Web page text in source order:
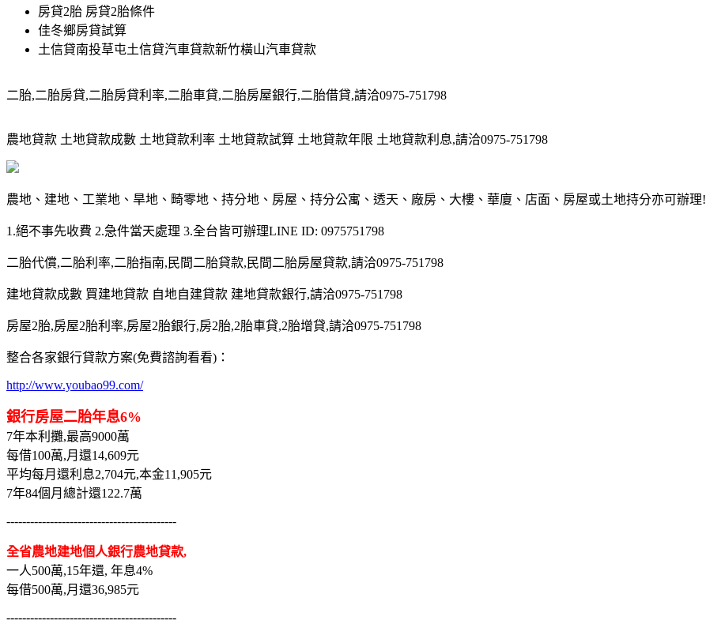
房貸2胎 房貸2胎條件
佳冬鄉房貸試算
土信貸南投草屯土信貸汽車貸款新竹橫山汽車貸款
二胎,二胎房貸,二胎房貸利率,二胎車貸,二胎房屋銀行,二胎借貸,請洽0975-751798
農地貸款 土地貸款成數 土地貸款利率 土地貸款試算 土地貸款年限 土地貸款利息,請洽0975-751798
農地、建地、工業地、旱地、畸零地、持分地、房屋、持分公寓、透天、廠房、大樓、華廈、店面、房屋或土地持分亦可辦理!
1.絕不事先收費 2.急件當天處理 3.全台皆可辦理LINE ID: 0975751798
二胎代償,二胎利率,二胎指南,民間二胎貸款,民間二胎房屋貸款,請洽0975-751798
建地貸款成數 買建地貸款 自地自建貸款 建地貸款銀行,請洽0975-751798
房屋2胎,房屋2胎利率,房屋2胎銀行,房2胎,2胎車貸,2胎增貸,請洽0975-751798
整合各家銀行貸款方案(免費諮詢看看)：
http://www.youbao99.com/
銀行房屋二胎年息6%
7年本利攤,最高9000萬
每借100萬,月還14,609元
平均每月還利息2,704元,本金11,905元
7年84個月總計還122.7萬
-------------------------------------------
全省農地建地個人銀行農地貸款,
一人500萬,15年還, 年息4%
每借500萬,月還36,985元
-------------------------------------------